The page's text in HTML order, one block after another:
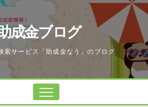
成金ブログ
索サービス「助成金なう」のブログ